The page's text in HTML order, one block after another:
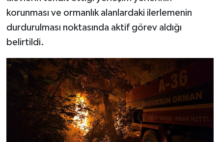
korunması ve ormanlık alanlardaki ilerlemenin
durdurulması noktasında aktif görev aldığı
belirtildi.